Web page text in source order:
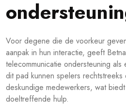
Voor degene die de voorkeur
aanpak in hun interactie, geeft
telecommunicatie ondersteuning
dit pad kunnen spelers
deskundige medewerkers, wat
doeltreffende hulp.